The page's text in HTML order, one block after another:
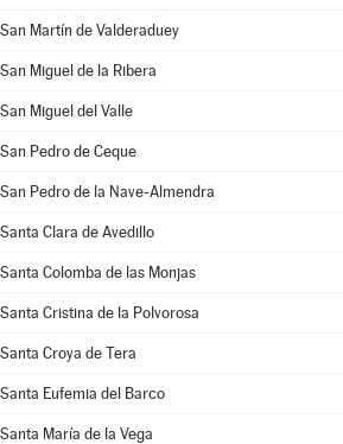
San Martín de Valderaduey
San Miguel de la Ribera
San Miguel del Valle
San Pedro de Ceque
San Pedro de la Nave-Almendra
Santa Clara de Avedillo
Santa Colomba de las Monjas
Santa Cristina de la Polvorosa
Santa Croya de Tera
Santa Eufemia del Barco
Santa María de la Vega